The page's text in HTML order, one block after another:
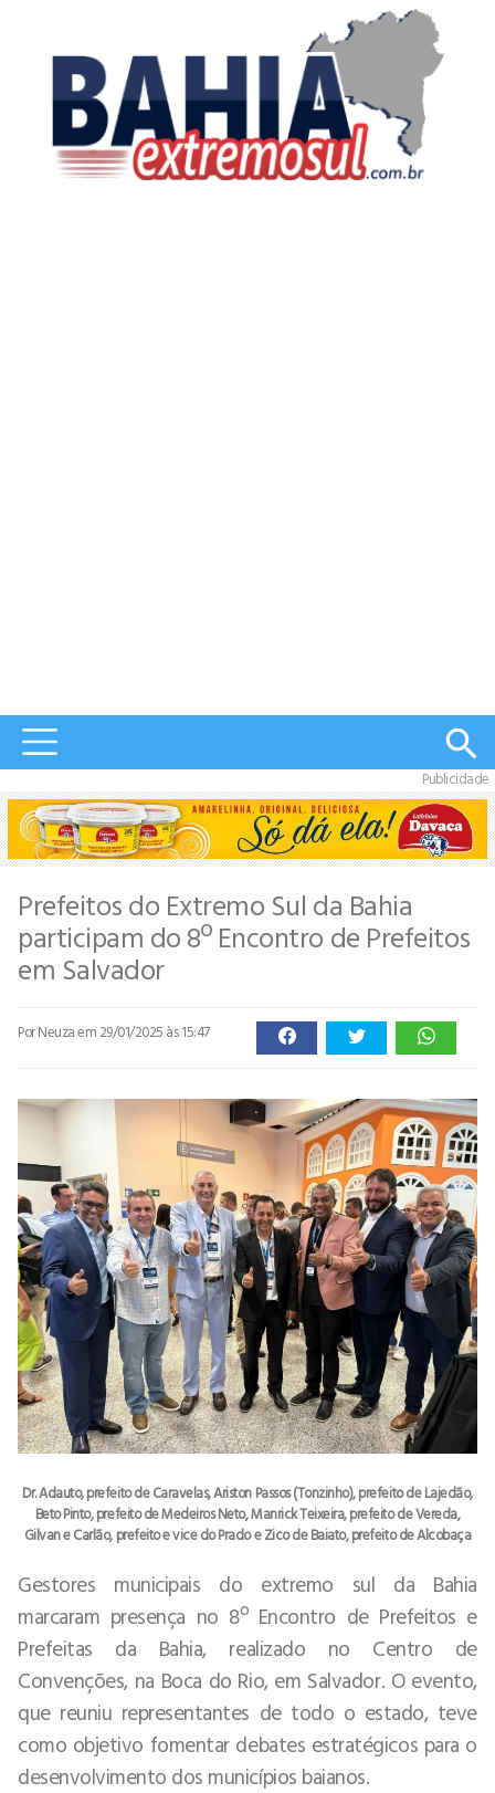
Publicidade
Prefeitos do Extremo Sul da Bahia
participam do 8º Encontro de Prefeitos
em Salvador
Por Neuzaem 29/01/2025 às 15:47
Dr. Adauto, prefeito de Caravelas, Ariston Passos (Tonzinho), prefeito de Lajedão,
Beto Pinto, prefeito de Medeiros Neto, Manrick Teixeira, prefeito de Vereda,
Gilvan e Carlão, prefeito e vice do Prado e Zico de Baiato, prefeito de Alcobaça
Gestores municipais do extremo sul da Bahia
marcaram presença no 8º Encontro de Prefeitos e
Prefeitas da Bahia, realizado no Centro de
Convenções, na Boca do Rio, em Salvador. O evento,
que reuniu representantes de todo o estado, teve
como objetivo fomentar debates estratégicos para o
desenvolvimento dos municípios baianos.